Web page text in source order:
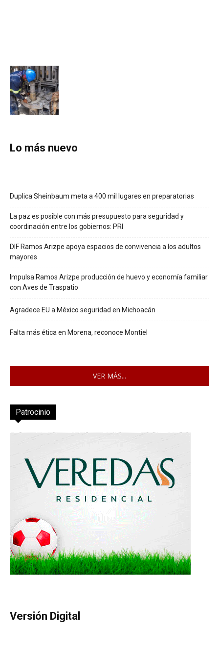
Lo más nuevo
Duplica Sheinbaum meta a 400 mil lugares en preparatorias
La paz es posible con más presupuesto para seguridad y
coordinación entre los gobiernos: PRI
DIF Ramos Arizpe apoya espacios de convivencia a los adultos
mayores
Impulsa Ramos Arizpe producción de huevo y economía familiar
con Aves de Traspatio
Agradece EU a México seguridad en Michoacán
Falta más ética en Morena, reconoce Montiel
VER MÁS...
Patrocinio
Versión Digital